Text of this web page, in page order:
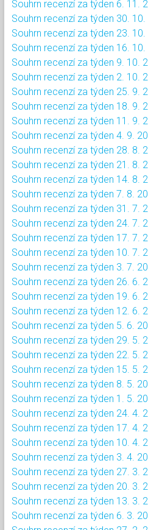
Souhrn recenzí za týden 6. 11.
Souhrn recenzí za týden 30. 10.
Souhrn recenzí za týden 23. 10.
Souhrn recenzí za týden 16. 10.
Souhrn recenzí za týden 9. 10.
Souhrn recenzí za týden 2. 10.
Souhrn recenzí za týden 25. 9.
Souhrn recenzí za týden 18. 9.
Souhrn recenzí za týden 11. 9.
Souhrn recenzí za týden 4. 9.
Souhrn recenzí za týden 28. 8.
Souhrn recenzí za týden 21. 8.
Souhrn recenzí za týden 14. 8.
Souhrn recenzí za týden 7. 8.
Souhrn recenzí za týden 31. 7.
Souhrn recenzí za týden 24. 7.
Souhrn recenzí za týden 17. 7.
Souhrn recenzí za týden 10. 7.
Souhrn recenzí za týden 3. 7.
Souhrn recenzí za týden 26. 6.
Souhrn recenzí za týden 19. 6.
Souhrn recenzí za týden 12. 6.
Souhrn recenzí za týden 5. 6.
Souhrn recenzí za týden 29. 5.
Souhrn recenzí za týden 22. 5.
Souhrn recenzí za týden 15. 5.
Souhrn recenzí za týden 8. 5.
Souhrn recenzí za týden 1. 5.
Souhrn recenzí za týden 24. 4.
Souhrn recenzí za týden 17. 4.
Souhrn recenzí za týden 10. 4.
Souhrn recenzí za týden 3. 4.
Souhrn recenzí za týden 27. 3.
Souhrn recenzí za týden 20. 3.
Souhrn recenzí za týden 13. 3.
Souhrn recenzí za týden 6. 3.